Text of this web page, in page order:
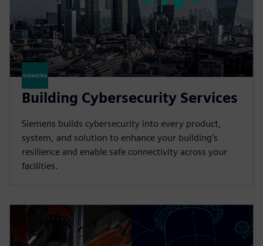
Building Cybersecurity Services
Siemens builds cybersecurity into every product,
system, and solution to enhance your building’s
resilience and enable safe connectivity across your
facilities.